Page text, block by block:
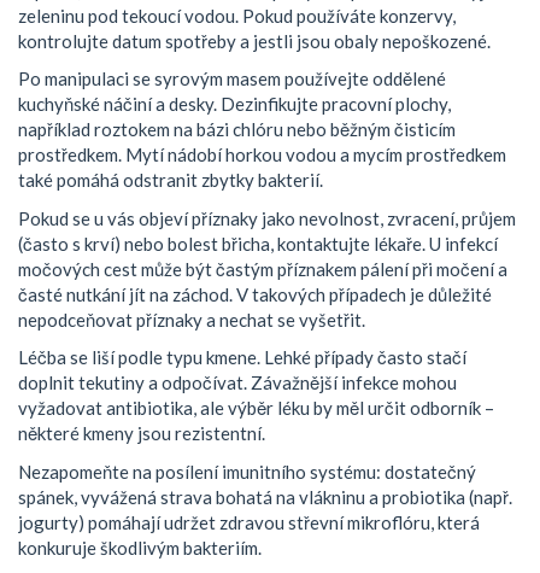
zeleninu pod tekoucí vodou. Pokud používáte konzervy,
kontrolujte datum spotřeby a jestli jsou obaly nepoškozené.
Po manipulaci se syrovým masem používejte oddělené
kuchyňské náčiní a desky. Dezinfikujte pracovní plochy,
například roztokem na bázi chlóru nebo běžným čisticím
prostředkem. Mytí nádobí horkou vodou a mycím prostředkem
také pomáhá odstranit zbytky bakterií.
Pokud se u vás objeví příznaky jako nevolnost, zvracení, průjem
(často s krví) nebo bolest břicha, kontaktujte lékaře. U infekcí
močových cest může být častým příznakem pálení při močení a
časté nutkání jít na záchod. V takových případech je důležité
nepodceňovat příznaky a nechat se vyšetřit.
Léčba se liší podle typu kmene. Lehké případy často stačí
doplnit tekutiny a odpočívat. Závažnější infekce mohou
vyžadovat antibiotika, ale výběr léku by měl určit odborník –
některé kmeny jsou rezistentní.
Nezapomeňte na posílení imunitního systému: dostatečný
spánek, vyvážená strava bohatá na vlákninu a probiotika (např.
jogurty) pomáhají udržet zdravou střevní mikroflóru, která
konkuruje škodlivým bakteriím.